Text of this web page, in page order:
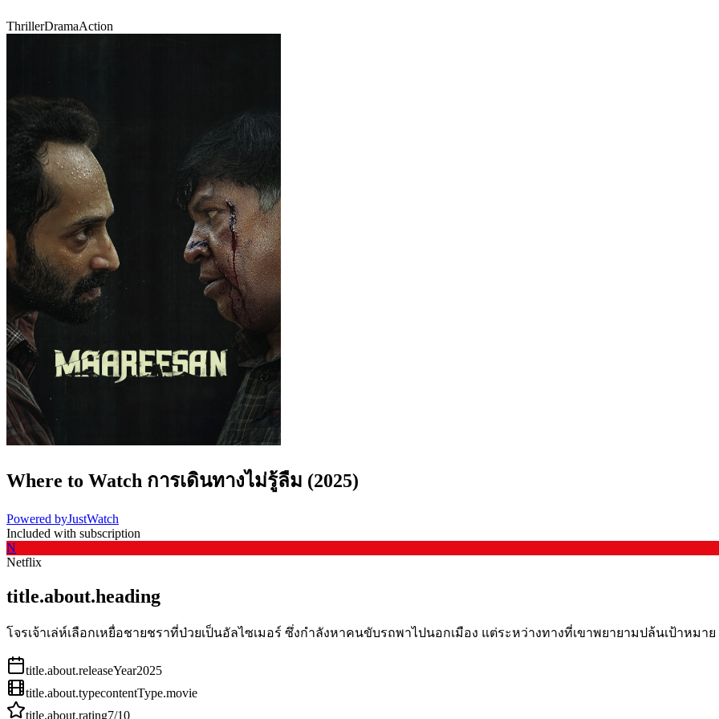
ThrillerDramaAction
Where to Watch การเดินทางไม่รู้ลืม (2025)
Powered byJustWatch
Included with subscription
N
Netflix
title.about.heading
โจรเจ้าเล่ห์เลือกเหยื่อชายชราที่ป่วยเป็นอัลไซเมอร์ ซึ่งกำลังหาคนขับรถพาไปนอกเมือง แต่ระหว่างทางที่เขาพยายามปล้นเป้าหมาย
title.about.releaseYear2025
title.about.typecontentType.movie
title.about.rating7/10